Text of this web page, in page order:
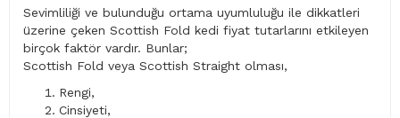
Sevimliliği ve bulunduğu ortama uyumluluğu ile dikkatleri
üzerine çeken Scottish Fold kedi fiyat tutarlarını etkileyen
birçok faktör vardır. Bunlar;
Scottish Fold veya Scottish Straight olması,
Rengi,
Cinsiyeti,